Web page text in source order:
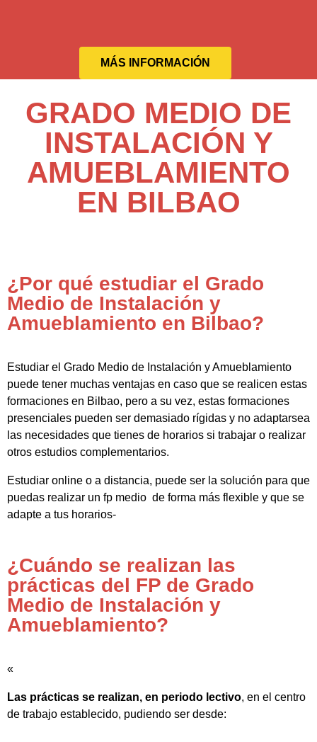
MÁS INFORMACIÓN
GRADO MEDIO DE
INSTALACIÓN Y
AMUEBLAMIENTO
EN BILBAO
¿Por qué estudiar el Grado
Medio de Instalación y
Amueblamiento en Bilbao?
Estudiar el Grado Medio de Instalación y Amueblamiento
puede tener muchas ventajas en caso que se realicen estas
formaciones en Bilbao, pero a su vez, estas formaciones
presenciales pueden ser demasiado rígidas y no adaptarsea
las necesidades que tienes de horarios si trabajar o realizar
otros estudios complementarios.
Estudiar online o a distancia, puede ser la solución para que
puedas realizar un fp medio de forma más flexible y que se
adapte a tus horarios-
¿Cuándo se realizan las
prácticas del FP de Grado
Medio de Instalación y
Amueblamiento?
«
Las prácticas se realizan, en periodo lectivo, en el centro
de trabajo establecido, pudiendo ser desde: